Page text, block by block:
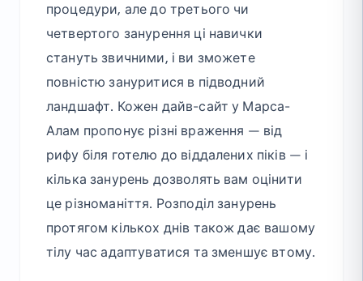
процедури, але до третього чи
четвертого занурення ці навички
стануть звичними, і ви зможете
повністю зануритися в підводний
ландшафт. Кожен дайв-сайт у Марса-
Алам пропонує різні враження — від
рифу біля готелю до віддалених піків — і
кілька занурень дозволять вам оцінити
це різноманіття. Розподіл занурень
протягом кількох днів також дає вашому
тілу час адаптуватися та зменшує втому.